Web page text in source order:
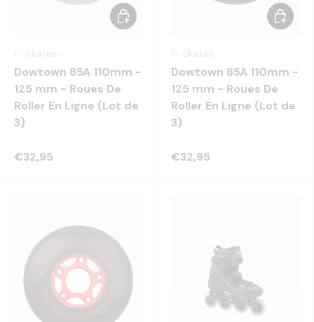
Dowtown 85A 110mm -
125 mm - Roues De
Roller En Ligne (Lot de
3)
€32,95
Choisir les options
Dowtown 85A 110mm -
125 mm - Roues De
Roller En Ligne (Lot de
3)
€32,95
Choisir